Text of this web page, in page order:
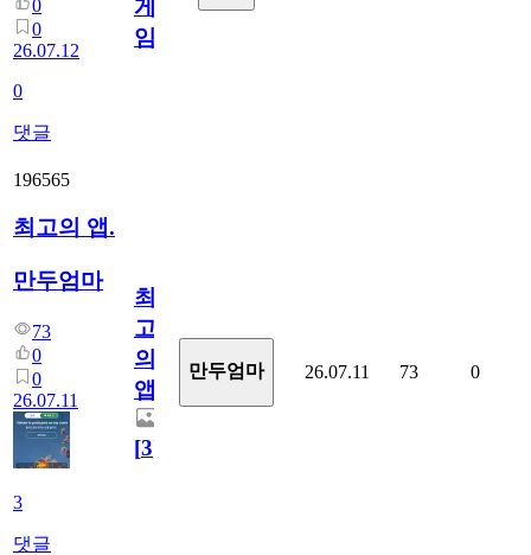
0
0
26.07.12
0
댓글
게
임?
196565
최고의 앱.
만두엄마
73
0
0
26.07.11
3
댓글
최
고
의
앱.
[3]
만두엄마 26.07.11 73 0